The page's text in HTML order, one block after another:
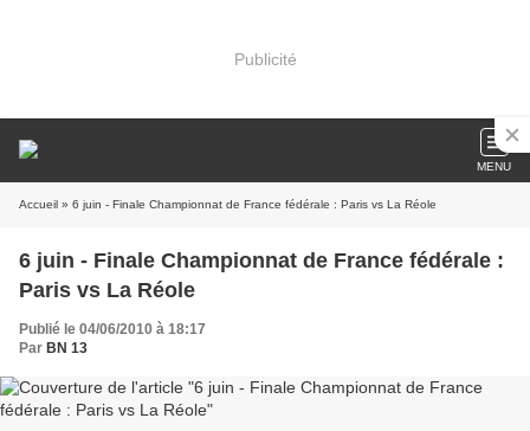
Publicité
MENU
Accueil » 6 juin - Finale Championnat de France fédérale : Paris vs La Réole
6 juin - Finale Championnat de France fédérale :
Paris vs La Réole
Publié le 04/06/2010 à 18:17
Par BN 13